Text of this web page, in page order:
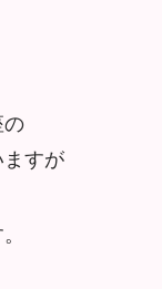
の
すが